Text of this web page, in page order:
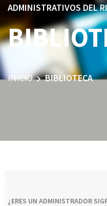
ADMINISTRATIVOS DEL
INICIO BIBLIOTECA
¿ERES UN ADMINISTRADOR